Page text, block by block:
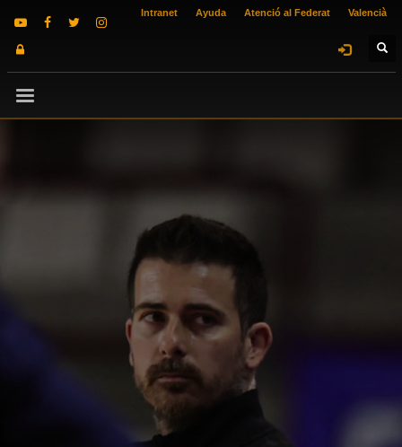
Intranet Ayuda Atenció al Federat Valencià